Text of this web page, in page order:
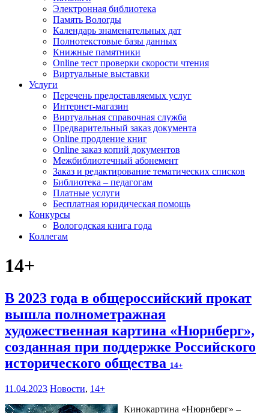
Электронная библиотека
Память Вологды
Календарь знаменательных дат
Полнотекстовые базы данных
Книжные памятники
Online тест проверки скорости чтения
Виртуальные выставки
Услуги
Перечень предоставляемых услуг
Интернет-магазин
Виртуальная справочная служба
Предварительный заказ документа
Online продление книг
Online заказ копий документов
Межбиблиотечный абонемент
Заказ и редактирование тематических списков
Библиотека – педагогам
Платные услуги
Бесплатная юридическая помощь
Конкурсы
Вологодская книга года
Коллегам
14+
В 2023 года в общероссийский прокат
вышла полнометражная
художественная картина «Нюрнберг»,
созданная при поддержке Российского
исторического общества 14+
11.04.2023 Новости, 14+
Кинокартина «Нюрнберг» –